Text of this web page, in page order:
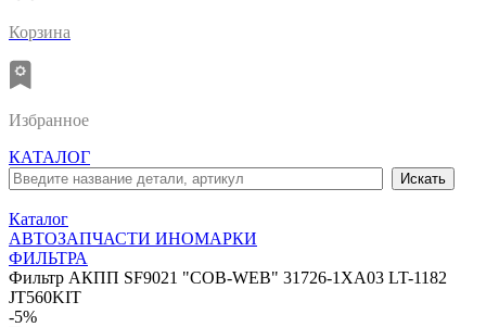
Корзина
Избранное
КАТАЛОГ
Каталог
АВТОЗАПЧАСТИ ИНОМАРКИ
ФИЛЬТРА
Фильтр АКПП SF9021 "COB-WEB" 31726-1XA03 LT-1182
JT560KIT
-5%